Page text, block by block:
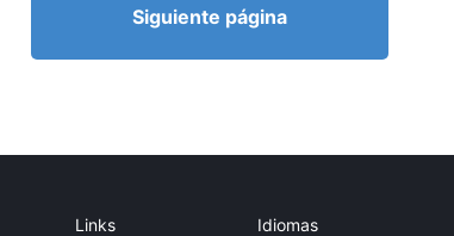
Siguiente página
Links Idiomas